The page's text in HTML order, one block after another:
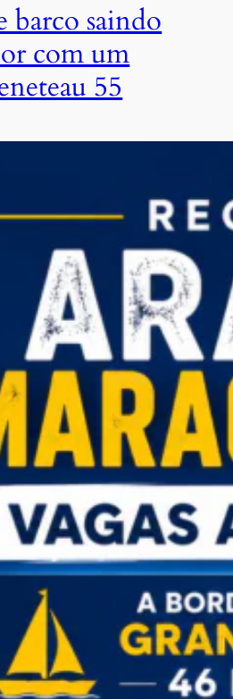
barco saindo
com um
55